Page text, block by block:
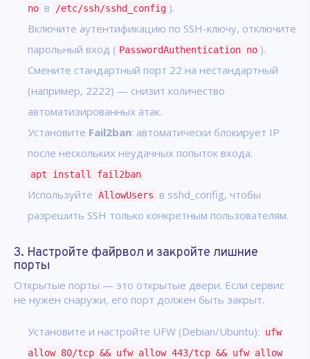
no в /etc/ssh/sshd_config ).
Включите аутентификацию по SSH-ключу, отключите
парольный вход ( PasswordAuthentication no ).
Смените стандартный порт 22 на нестандартный
(например, 2222) — снизит количество
автоматизированных атак.
Установите Fail2ban: автоматически блокирует IP
после нескольких неудачных попыток входа.
apt install fail2ban
Используйте AllowUsers
в sshd_config, чтобы
разрешить SSH только конкретным пользователям.
3. Настройте файрвол и закройте лишние
порты
Открытые порты — это открытые двери. Если сервис
не нужен снаружи, его порт должен быть закрыт.
Установите и настройте UFW (Debian/Ubuntu):
ufw
allow 80/tcp && ufw allow 443/tcp && ufw allow